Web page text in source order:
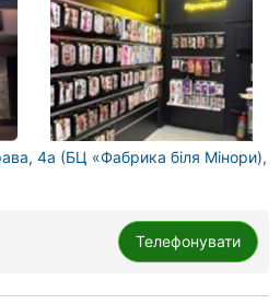
4а (БЦ «Фабрика біля Мінори),
Телефонувати